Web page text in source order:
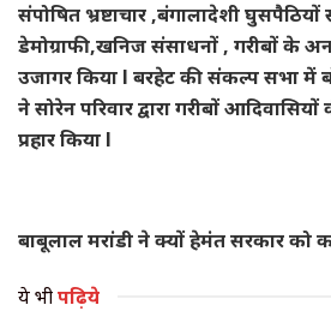
संपोषित भ्रष्टाचार ,बंगालादेशी
डेमोग्राफी,खनिज संसाधनों , गरीबों के
उजागर किया l बरहेट की संकल्प सभा में
ने सोरेन परिवार द्वारा गरीबों
प्रहार किया l
बाबूलाल मरांडी ने क्यों हेमंत सरकार को
ये भीपढ़िये